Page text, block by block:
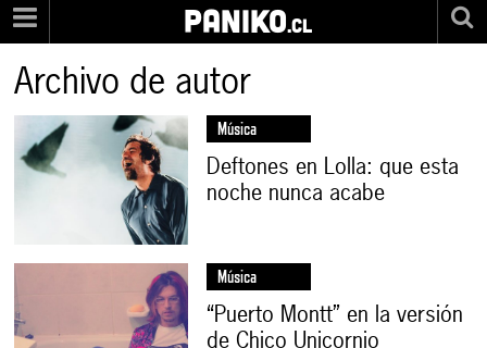
PANIKO.cl
Archivo de autor
Música
Deftones en Lolla: que esta
noche nunca acabe
Música
“Puerto Montt” en la versión
de Chico Unicornio